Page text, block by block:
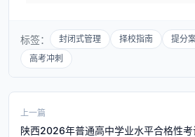
标签： 封闭式管理 择校指南 提分
高考冲刺
上一篇
陕西2026年普通高中学业水平合格性